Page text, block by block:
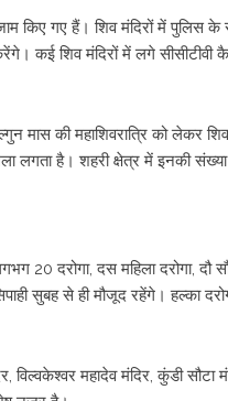
किए गए हैं। शिव मंदिरों में पुलिस के
कई शिव मंदिरों में लगे सीसीटीवी
मास की महाशिवरात्रि को लेकर शिव
लगता है। शहरी क्षेत्र में इनकी
20 दरोगा, दस महिला दरोगा, दौ
सुबह से ही मौजूद रहेंगे। हल्का
महादेव मंदिर, कुंडी सौटा